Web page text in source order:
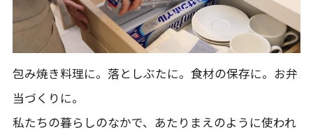
包み焼き料理に。落としぶたに。食材の保存に。お弁
当づくりに。
私たちの暮らしのなかで、あたりまえのように使われ